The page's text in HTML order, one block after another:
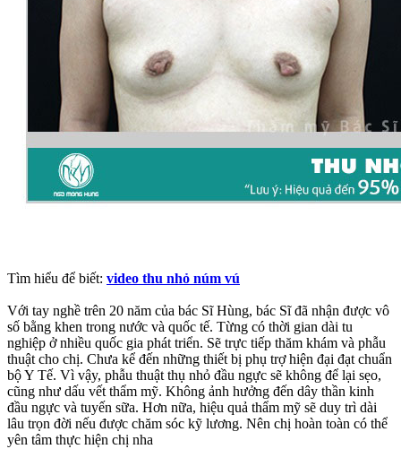
Tìm hiểu để biết: video thu nhỏ núm vú
Với tay nghề trên 20 năm của bác Sĩ Hùng, bác Sĩ đã nhận được vô
số bằng khen trong nước và quốc tế. Từng có thời gian dài tu
nghiệp ở nhiều quốc gia phát triển. Sẽ trực tiếp thăm khám và phẫu
thuật cho chị. Chưa kể đến những thiết bị phụ trợ hiện đại đạt chuẩn
bộ Y Tế. Vì vậy, phẫu thuật thụ nhỏ đầu ngực sẽ không để lại sẹo,
cũng như dấu vết thẩm mỹ. Không ảnh hưởng đến dây thần kinh
đầu ngực và tuyến sữa. Hơn nữa, hiệu quả thẩm mỹ sẽ duy trì dài
lâu trọn đời nếu được chăm sóc kỹ lương. Nên chị hoàn toàn có thể
yên tâm thực hiện chị nha